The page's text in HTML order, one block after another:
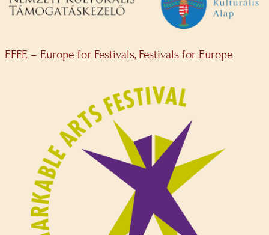
EFFE – Europe for Festivals, Festivals for Europe